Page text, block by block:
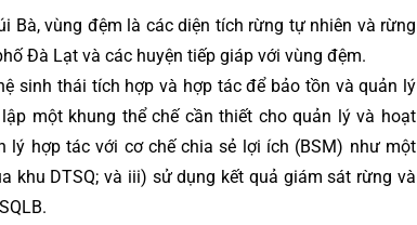
Bà, vùng đệm là các diện tích rừng tự nhiên và rừng
Đà Lạt và các huyện tiếp giáp với vùng đệm.
sinh thái tích hợp và hợp tác để bảo tồn và quản lý
một khung thể chế cần thiết cho quản lý và hoạt
lý hợp tác với cơ chế chia sẻ lợi ích (BSM) như một
khu DTSQ; và iii) sử dụng kết quả giám sát rừng và